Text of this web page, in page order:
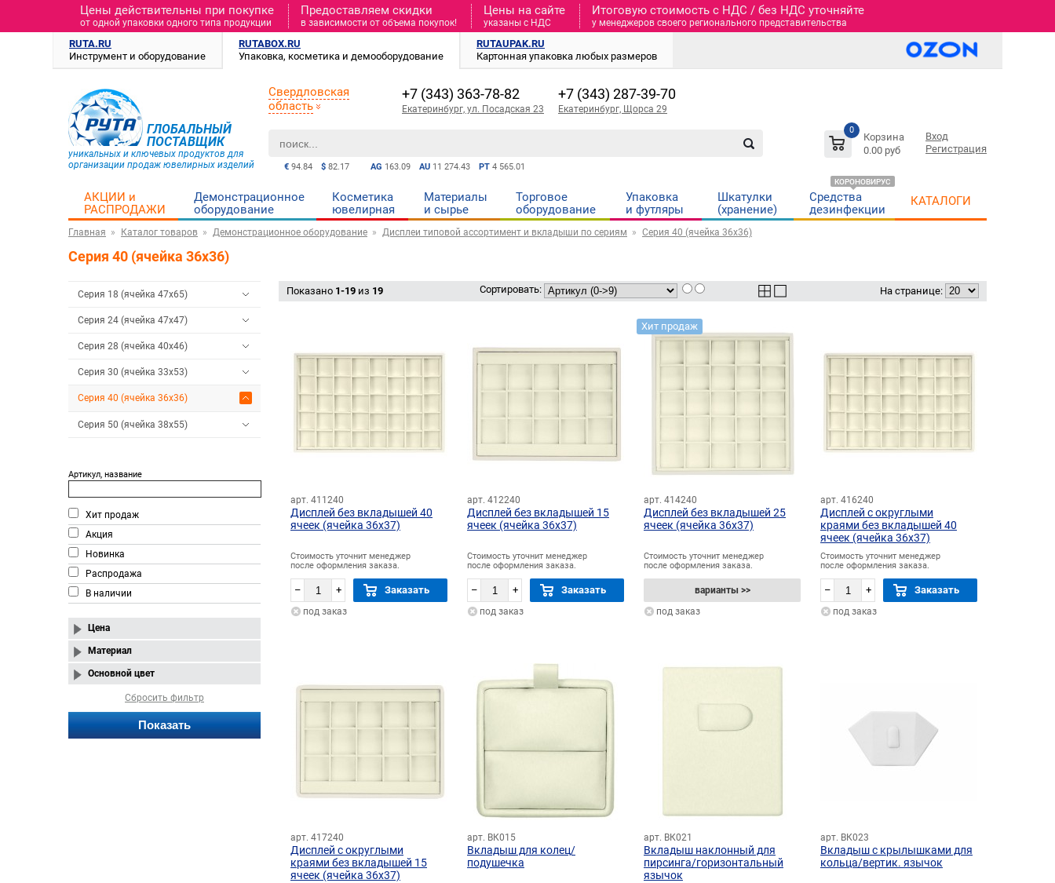
Цены действительны при покупке
от одной упаковки одного типа продукции
Предоставляем скидки
в зависимости от объема покупок!
Цены на сайте
указаны с НДС
Итоговую стоимость c НДС / без НДС уточняйте
у менеджеров своего регионального представительства
RUTA.RU
Инструмент и оборудование
RUTABOX.RU
Упаковка, косметика и демооборудование
RUTAUPAK.RU
Картонная упаковка любых размеров
ГЛОБАЛЬНЫЙ
ПОСТАВЩИК
уникальных и ключевых продуктов для
организации продаж ювелирных изделий
AG 163.09 AU 11 274.43 PT 4 565.01
€ 94.84 $ 82.17
0
Корзина
0.00 руб
Вход
Регистрация
Свердловская
область
+7 (343) 363-78-82
Екатеринбург, ул. Посадская 23
+7 (343) 287-39-70
Екатеринбург, Щорса 29
АКЦИИ и
РАСПРОДАЖИ
Демонстрационное
оборудование
Косметика
ювелирная
Материалы
и cырье
Торговое
оборудование
Упаковка
и футляры
Шкатулки
(хранение)
Средства
дезинфекции
КОРОНОВИРУС
КАТАЛОГИ
Главная Каталог товаров Демонстрационное оборудование Дисплеи типовой ассортимент и вкладыши по сериям Серия 40 (ячейка 36х36)
Серия 40 (ячейка 36х36)
Серия 18 (ячейка 47х65)
Серия 24 (ячейка 47х47)
Серия 28 (ячейка 40х46)
Серия 30 (ячейка 33х53)
Серия 40 (ячейка 36х36)
Серия 50 (ячейка 38х55)
Артикул, название
Хит продаж
Акция
Новинка
Распродажа
В наличии
Цена
Материал
Основной цвет
Сбросить фильтр
Показано 1-19 из 19 Сортировать: На странице:
арт. 411240
Дисплей без вкладышей 40
ячеек (ячейка 36х37)
Стоимость уточнит менеджер
после оформления заказа.
– + Заказать
под заказ
арт. 412240
Дисплей без вкладышей 15
ячеек (ячейка 36х37)
Стоимость уточнит менеджер
после оформления заказа.
– + Заказать
под заказ
Хит продаж
арт. 414240
Дисплей без вкладышей 25
ячеек (ячейка 36х37)
Стоимость уточнит менеджер
после оформления заказа.
варианты >>
под заказ
арт. 416240
Дисплей с округлыми
краями без вкладышей 40
ячеек (ячейка 36х37)
Стоимость уточнит менеджер
после оформления заказа.
– + Заказать
под заказ
арт. 417240
Дисплей с округлыми
краями без вкладышей 15
ячеек (ячейка 36х37)
арт. ВК015
Вкладыш для колец/
подушечка
арт. ВК021
Вкладыш наклонный для
пирсинга/горизонтальный
язычок
арт. ВК023
Вкладыш с крылышками для
кольца/вертик. язычок